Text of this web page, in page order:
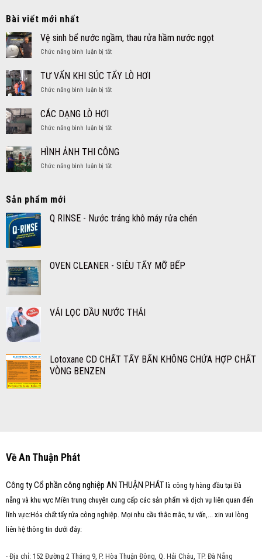
Bài viết mới nhất
Vệ sinh bể nước ngầm, thau rửa hầm nước ngọt
Chức năng bình luận bị tắtở
sinh
bể
nước
hầm
ngọt
TƯ VẤN KHI SÚC TẨY LÒ HƠI
Chức năng bình luận bị tắtở
SÚC
LÒ
CÁC DẠNG LÒ HƠI
Chức năng bình luận bị tắtở
DẠNG
LÒ
HƠI
HÌNH ẢNH THI CÔNG
Chức năng bình luận bị tắtở
Sản phẩm mới
Q RINSE - Nước tráng khô máy rửa chén
OVEN CLEANER - SIÊU TẨY MỠ BẾP
VẢI LỌC DẦU NƯỚC THẢI
Lotoxane CD CHẤT TẨY BẨN KHÔNG CHỨA HỢP CHẤT
VÒNG BENZEN
Về An Thuận Phát
Công ty Cổ phần công nghiệp AN THUẬN PHÁT là công ty hàng đầu tại Đà
nẵng và khu vực Miền trung chuyên cung cấp các sản phẩm và dịch vụ liên quan đến
lĩnh vực:Hóa chất tẩy rửa công nghiệp. Mọi nhu cầu thắc mắc, tư vấn,... xin vui lòng
liên hệ thông tin dưới đây:
- Địa chỉ: 152 Đường 2 Tháng 9, P. Hòa Thuận Đông, Q. Hải Châu, TP. Đà Nẵng